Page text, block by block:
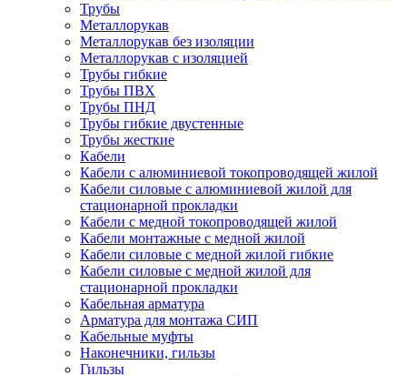
Трубы
Металлорукав
Металлорукав без изоляции
Металлорукав с изоляцией
Трубы гибкие
Трубы ПВХ
Трубы ПНД
Трубы гибкие двустенные
Трубы жесткие
Кабели
Кабели с алюминиевой токопроводящей жилой
Кабели силовые с алюминиевой жилой для
стационарной прокладки
Кабели с медной токопроводящей жилой
Кабели монтажные с медной жилой
Кабели силовые с медной жилой гибкие
Кабели силовые с медной жилой для
стационарной прокладки
Кабельная арматура
Арматура для монтажа СИП
Кабельные муфты
Наконечники, гильзы
Гильзы